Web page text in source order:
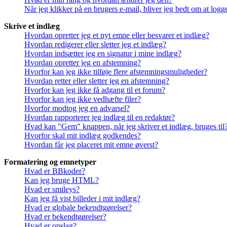
Når jeg klikker på en brugers e-mail, bliver jeg bedt om at
Skrive et indlæg
Hvordan opretter jeg et nyt emne eller besvarer et indlæg?
Hvordan redigerer eller sletter jeg et indlæg?
Hvordan indsætter jeg en signatur i mine indlæg?
Hvordan opretter jeg en afstemning?
Hvorfor kan jeg ikke tilføje flere afstemningsmuligheder?
Hvordan retter eller sletter jeg en afstemning?
Hvorfor kan jeg ikke få adgang til et forum?
Hvorfor kan jeg ikke vedhæfte filer?
Hvorfor modtog jeg en advarsel?
Hvordan rapporterer jeg indlæg til en redaktør?
Hvad kan "Gem" knappen, når jeg skriver et indlæg, bruges
Hvorfor skal mit indlæg godkendes?
Hvordan får jeg placeret mit emne øverst?
Formatering og emnetyper
Hvad er BBkoder?
Kan jeg bruge HTML?
Hvad er smileys?
Kan jeg få vist billeder i mit indlæg?
Hvad er globale bekendtgørelser?
Hvad er bekendtgørelser?